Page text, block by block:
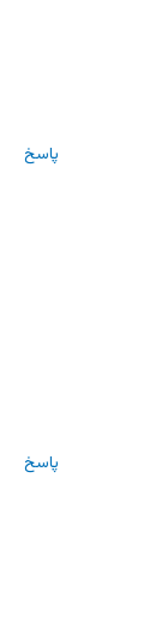
پاسخ
پاسخ